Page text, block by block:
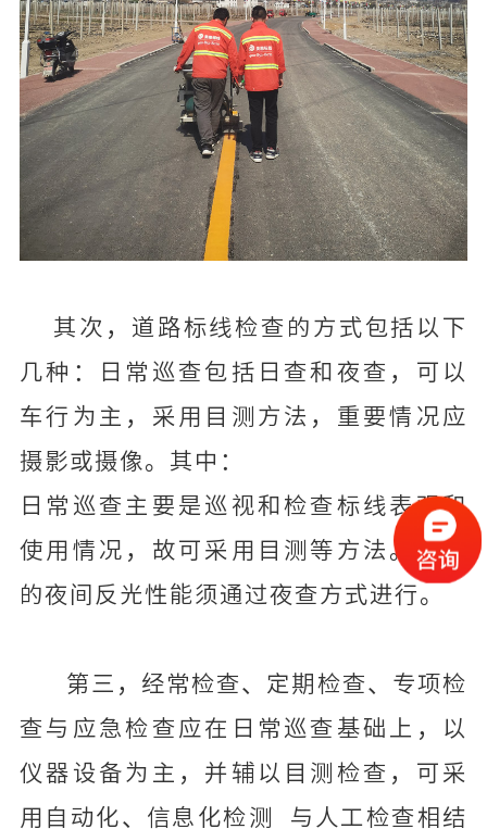
其次，道路标线检查的方式包括以下
几种：日常巡查包括日查和夜查，可以
车行为主，采用目测方法，重要情况应
摄影或摄像。其中：
日常巡查主要是巡视和检查标线表观和
使用情况，故可采用目测等方法。标线
的夜间反光性能须通过夜查方式进行。
第三，经常检查、定期检查、专项检
查与应急检查应在日常巡查基础上，以
仪器设备为主，并辅以目测检查，可采
用自动化、信息化检测 与人工检查相结